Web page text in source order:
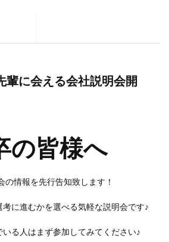
輩に会える会社説明会開
の皆様へ
の情報を先行告知致します！
に進むかを選べる気軽な説明会です♪
る人はまず参加してみてください♪